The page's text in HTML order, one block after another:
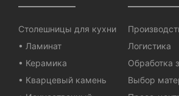
Столешницы для кухни
• Ламинат
• Керамика
• Кварцевый камень
Логистика
Обработка
Выбор